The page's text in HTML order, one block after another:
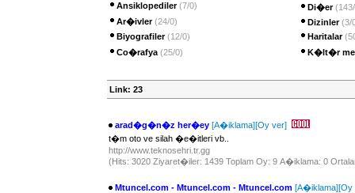
Ansiklopediler (7/0)
Ar�ivler (24/0)
Biyografiler (12/0)
Co�rafya (25/0)
Di�er
Dizinler (3/
Haritalar
K�lt�r
Link: 23
arad�g�n�z her�ey [A�iklama][Oy ver]
t�m oto ve silah �e�itleri vb..
http://www.teknosehri.tr.gg
(Hits: 3020 Ziyaret�iler: 1439 Toplam Oy: 9 A�iklama: 0
Mtuncel.com - Mtuncel.com - Mtuncel.com [A�iklama][Oy